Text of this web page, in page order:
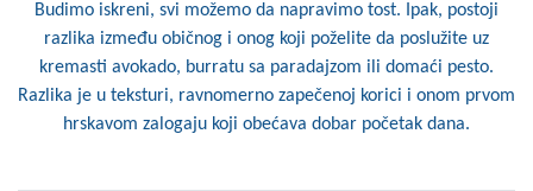
Budimo iskreni, svi možemo da napravimo tost. Ipak, postoji
razlika između običnog i onog koji poželite da poslužite uz
kremasti avokado, burratu sa paradajzom ili domaći pesto.
Razlika je u teksturi, ravnomerno zapečenoj korici i onom prvom
hrskavom zalogaju koji obećava dobar početak dana.